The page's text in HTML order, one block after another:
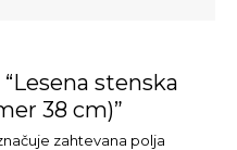
stenska
38 cm)”
zahtevana polja